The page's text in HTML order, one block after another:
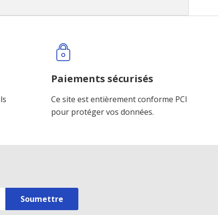
Paiements sécurisés
Ce site est entièrement conforme PCI
pour protéger vos données.